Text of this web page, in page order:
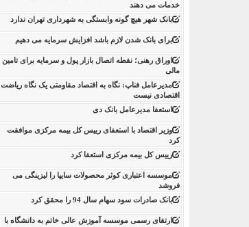
خدمات می دهند
بانک شهر هیچ گونه وابستگی به شهرداری تهران ندارد
برای بانک شدن لازم باشد افزایش سرمایه می دهیم
اوراق رهنی؛ نقطه اتصال بازار پول و سرمایه برای تامین
مالی
مدیرعامل فناپ: نگاه به اقتصاد مقاومتی یک نگاه ریاضت
اقتصادی نیست
استعفا مدیرعامل بانک دی
وزیر اقتصاد با استعفای رییس کل بیمه مرکزی موافقت
کرد
رییس کل بیمه مرکزی استعفا کرد
موسسه اعتباری کوثر محصولات سایپا را لیزینگی می
فروشد
بانک صادرات سود سهام سال 94 را محقق کرد
ارتقای رسمی موسسه آموزش عالی خاتم به دانشگاه با